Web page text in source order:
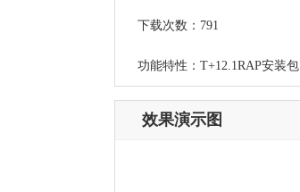
下载次数：791
功能特性：T+12.1RAP安装包
效果演示图